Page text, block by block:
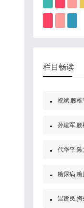
栏目畅读
祝斌,腰
孙建军,
代华平,
糖尿病,
温建民,